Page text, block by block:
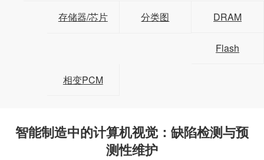
存储器/芯片 分类图 DRAM
Flash
相变PCM
智能制造中的计算机视觉：缺陷检测与预
测性维护